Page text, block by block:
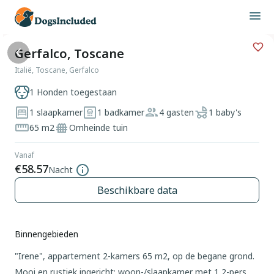
Gerfalco, Toscane
Italië, Toscane, Gerfalco
1 Honden toegestaan
1 slaapkamer
1 badkamer 4 gasten
1 baby's
65 m2
Omheinde tuin
Vanaf
€58.57Nacht
Beschikbare data
Binnengebieden
"Irene", appartement 2-kamers 65 m2, op de begane grond.